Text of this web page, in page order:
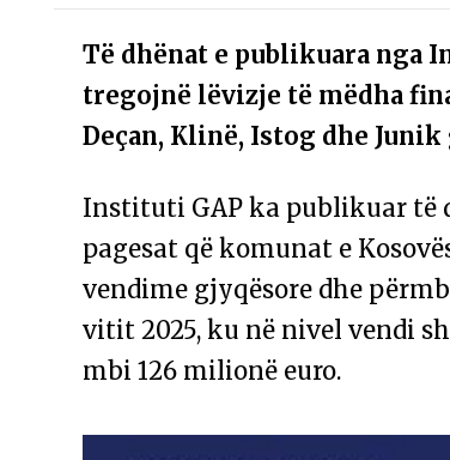
Të dhënat e publikuara nga
tregojnë lëvizje të mëdha
Deçan, Klinë, Istog dhe
Instituti GAP ka publikuar të
pagesat që komunat e
vendime gjyqësore dhe
vitit 2025, ku në nivel vendi
mbi 126 milionë euro.